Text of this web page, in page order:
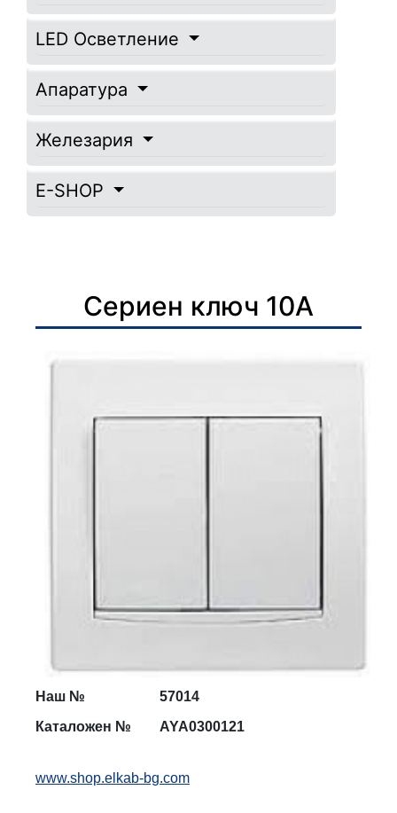
LED Осветление
Апаратура
Железария
E-SHOP
Сериен ключ 10А
Наш № 57014
Каталожен №
AYA0300121
www.shop.elkab-bg.com